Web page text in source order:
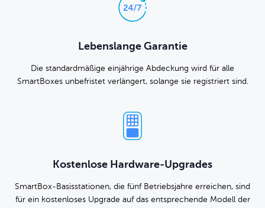
Lebenslange Garantie
Die standardmäßige einjährige Abdeckung wird für alle
SmartBoxes unbefristet verlängert, solange sie registriert sind.
Kostenlose Hardware-Upgrades
SmartBox-Basisstationen, die fünf Betriebsjahre erreichen, sind
für ein kostenloses Upgrade auf das entsprechende Modell der